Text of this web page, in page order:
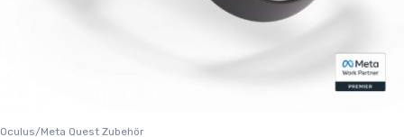
Oculus/Meta Quest Zubehör